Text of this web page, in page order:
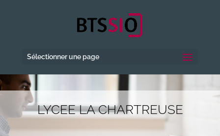
Sélectionner une page
LYCEE LA CHARTREUSE